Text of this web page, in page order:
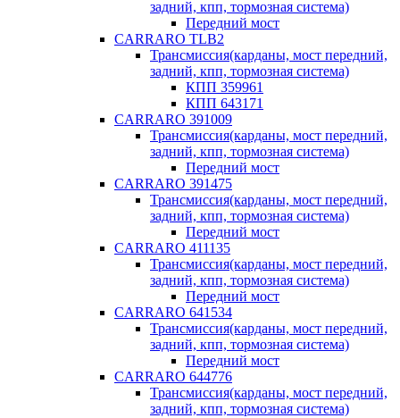
задний, кпп, тормозная система)
Передний мост
CARRARO TLB2
Трансмиссия(карданы, мост передний,
задний, кпп, тормозная система)
КПП 359961
КПП 643171
CARRARO 391009
Трансмиссия(карданы, мост передний,
задний, кпп, тормозная система)
Передний мост
CARRARO 391475
Трансмиссия(карданы, мост передний,
задний, кпп, тормозная система)
Передний мост
CARRARO 411135
Трансмиссия(карданы, мост передний,
задний, кпп, тормозная система)
Передний мост
CARRARO 641534
Трансмиссия(карданы, мост передний,
задний, кпп, тормозная система)
Передний мост
CARRARO 644776
Трансмиссия(карданы, мост передний,
задний, кпп, тормозная система)